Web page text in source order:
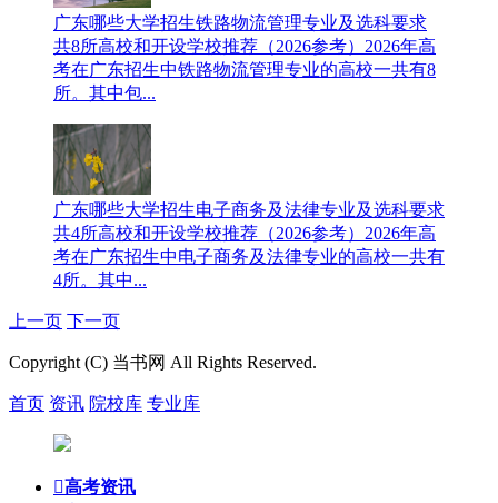
广东哪些大学招生铁路物流管理专业及选科要求
共8所高校和开设学校推荐（2026参考） 2026年高
考在广东招生中铁路物流管理专业的高校一共有8
所。其中包...
广东哪些大学招生电子商务及法律专业及选科要求
共4所高校和开设学校推荐（2026参考） 2026年高
考在广东招生中电子商务及法律专业的高校一共有
4所。其中...
上一页 下一页
Copyright (C) 当书网 All Rights Reserved.
首页 资讯 院校库 专业库
高考资讯